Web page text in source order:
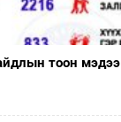
тоон мэдээ